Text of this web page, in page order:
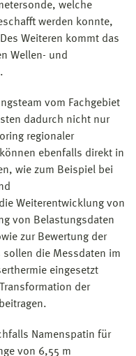
welche
werden konnte,
Weiteren kommt das
Wellen- und
vom Fachgebiet
dadurch nicht nur
regionaler
ebenfalls direkt in
wie zum Beispiel bei
Weiterentwicklung von
von Belastungsdaten
zur Bewertung der
sollen die Messdaten im
eingesetzt
der
Namenspatin für
von 6,55 m